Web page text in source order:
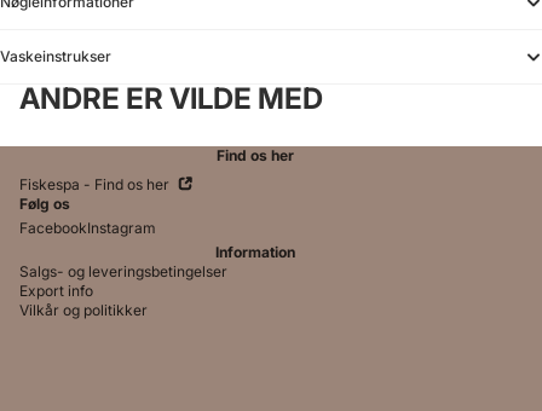
Vaskeinstrukser
ANDRE ER VILDE MED
Find os her
Fiskespa - Find os her
Følg os
FacebookInstagram
Information
Salgs- og leveringsbetingelser
Export info
Vilkår og politikker
af persondata